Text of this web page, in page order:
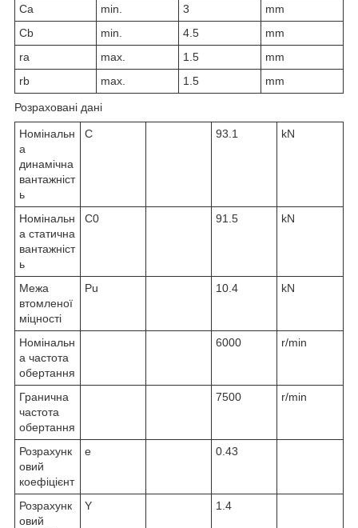
Ca min. 3
mm
Cb min. 4.5
mm
ra max. 1.5
mm
rb max. 1.5 mm
Розраховані дані
Номінальн
а
динамічна
вантажніст
ь
C 93.1 kN
Номінальн
а статична
вантажніст
ь
C0 91.5 kN
Межа
втомленої
міцності
Pu 10.4 kN
Номінальн
а частота
обертання
6000 r/min
Гранична
частота
обертання
7500 r/min
Розрахунк
овий
коефіцієнт
e 0.43
Розрахунк
овий
Y 1.4